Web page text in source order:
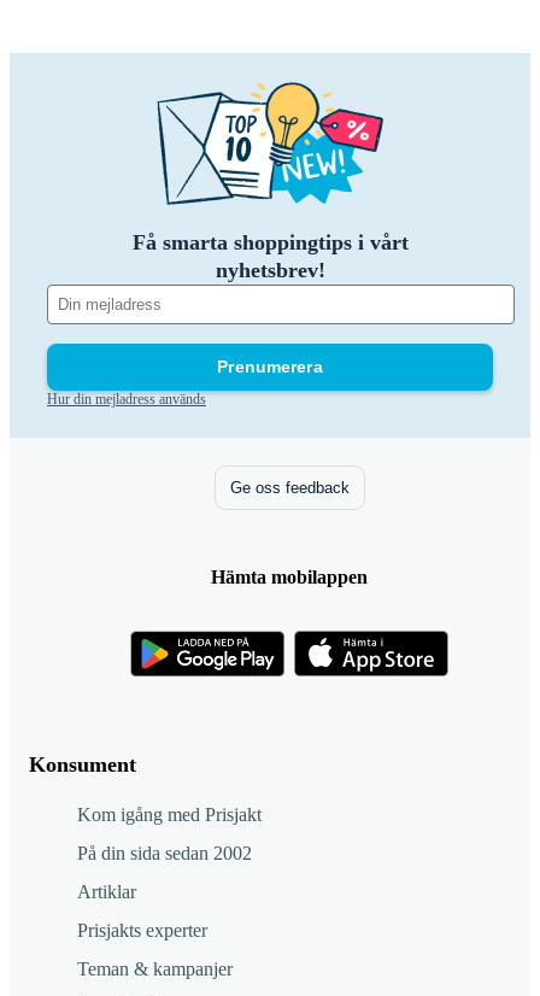
Få smarta shoppingtips i vårt
nyhetsbrev!
Prenumerera
Hur din mejladress används
Konsument
Kom igång med Prisjakt
På din sida sedan 2002
Artiklar
Prisjakts experter
Teman & kampanjer
Ge oss feedback
Hämta mobilappen